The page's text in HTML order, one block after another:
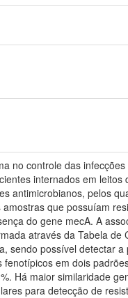
no controle das
internados em leitos
antimicrobianos, pelos
que possuíam
do gene mecA. A
através da Tabela de
sendo possível detectar
em dois
Há maior similaridade
para detecção de